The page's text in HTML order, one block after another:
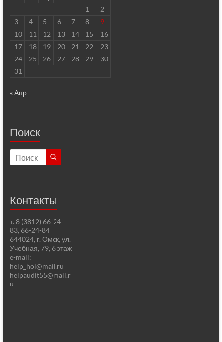
1
2
3
4 5 6 7 8
9
10
11 12 13 14 15
16
17
18 19 20 21 22
23
24
25 26 27 28 29
30
31
« Апр
Поиск
Контакты
т. 8 (3812) 66-24-
83, 66-24-84
644024, г. Омск, ул.
Учебная, 79, 6 этаж
e-mail:
help_hoi@mail.ru
helpaudit55@mail.r
u